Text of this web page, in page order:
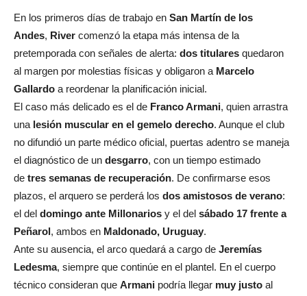
En los primeros días de trabajo en San Martín de los
Andes, River comenzó la etapa más intensa de la
pretemporada con señales de alerta: dos titulares quedaron
al margen por molestias físicas y obligaron a Marcelo
Gallardo a reordenar la planificación inicial.
El caso más delicado es el de Franco Armani, quien arrastra
una lesión muscular en el gemelo derecho. Aunque el club
no difundió un parte médico oficial, puertas adentro se maneja
el diagnóstico de un desgarro, con un tiempo estimado
de tres semanas de recuperación. De confirmarse esos
plazos, el arquero se perderá los dos amistosos de verano:
el del domingo ante Millonarios y el del sábado 17 frente a
Peñarol, ambos en Maldonado, Uruguay.
Ante su ausencia, el arco quedará a cargo de Jeremías
Ledesma, siempre que continúe en el plantel. En el cuerpo
técnico consideran que Armani podría llegar muy justo al